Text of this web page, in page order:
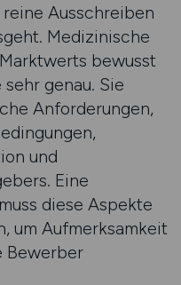
Ausschreiben
Medizinische
bewusst
genau. Sie
Anforderungen,
und
Eine
diese Aspekte
um Aufmerksamkeit
Bewerber